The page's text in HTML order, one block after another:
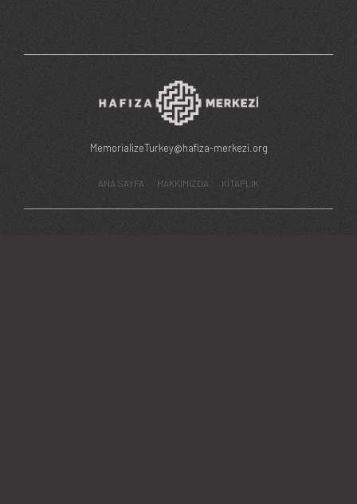
MemorializeTurkey@hafiza-merkezi.org
ANA SAYFA HAKKIMIZDA KİTAPLIK